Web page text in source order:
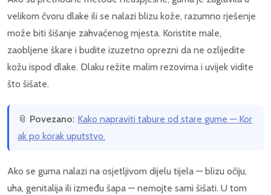
velikom čvoru dlake ili se nalazi blizu kože, razumno rješenje
može biti šišanje zahvaćenog mjesta. Koristite male,
zaobljene škare i budite izuzetno oprezni da ne ozlijedite
kožu ispod dlake. Dlaku režite malim rezovima i uvijek vidite
što šišate.
📎 Povezano: Kako napraviti tabure od stare gume — Kor
ak po korak uputstvo.
Ako se guma nalazi na osjetljivom dijelu tijela — blizu očiju,
uha, genitalija ili između šapa — nemojte sami šišati. U tom